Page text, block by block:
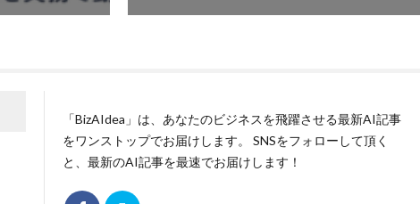
「BizAIdea」は、あなたのビジネスを飛躍させる最新AI記事
をワンストップでお届けします。 SNSをフォローして頂く
と、最新のAI記事を最速でお届けします！